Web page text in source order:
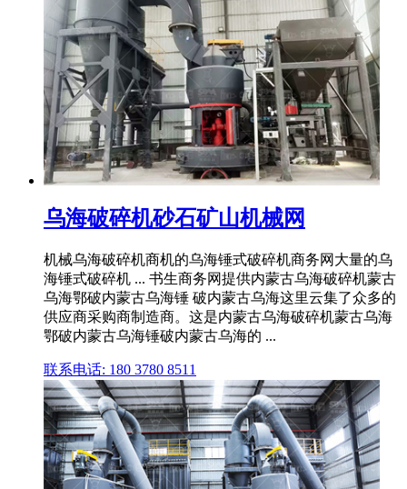
乌海破碎机砂石矿山机械网
机械乌海破碎机商机的乌海锤式破碎机商务网大量的乌
海锤式破碎机 ... 书生商务网提供内蒙古乌海破碎机蒙古
乌海鄂破内蒙古乌海锤 破内蒙古乌海这里云集了众多的
供应商采购商制造商。这是内蒙古乌海破碎机蒙古乌海
鄂破内蒙古乌海锤破内蒙古乌海的 ...
联系电话: 180 3780 8511